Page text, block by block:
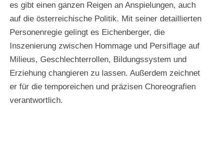
es gibt einen ganzen Reigen an Anspielungen, auch
auf die österreichische Politik. Mit seiner detaillierten
Personenregie gelingt es Eichenberger, die
Inszenierung zwischen Hommage und Persiflage auf
Milieus, Geschlechterrollen, Bildungssystem und
Erziehung changieren zu lassen. Außerdem zeichnet
er für die temporeichen und präzisen Choreografien
verantwortlich.